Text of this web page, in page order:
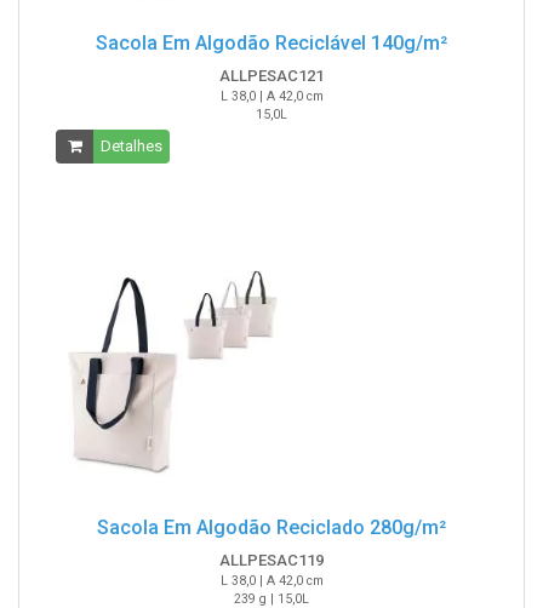
Sacola Em Algodão Reciclável 140g/m²
ALLPESAC121
L 38,0 | A 42,0 cm
15,0L
Detalhes
Sacola Em Algodão Reciclado 280g/m²
ALLPESAC119
L 38,0 | A 42,0 cm
239 g | 15,0L